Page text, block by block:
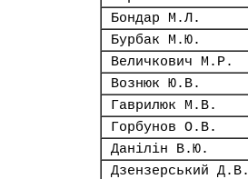
Бондар М.Л.
Бурбак М.Ю.
Величкович М.Р.
Вознюк Ю.В.
Гаврилюк М.В.
Горбунов О.В.
Данілін В.Ю.
Дзензерський Д.В.